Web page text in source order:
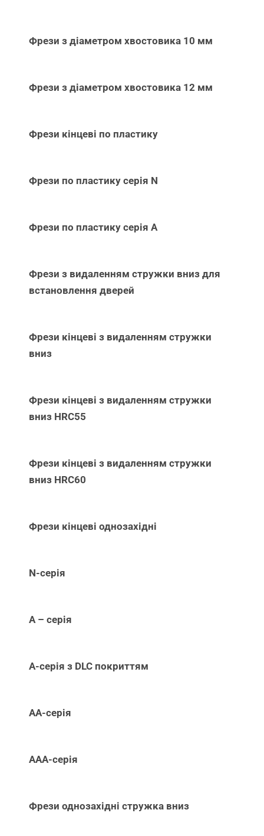
Фрези з діаметром хвостовика 10 мм
Фрези з діаметром хвостовика 12 мм
Фрези кінцеві по пластику
Фрези по пластику серія N
Фрези по пластику серія А
Фрези з видаленням стружки вниз для
встановлення дверей
Фрези кінцеві з видаленням стружки
вниз
Фрези кінцеві з видаленням стружки
вниз НRC55
Фрези кінцеві з видаленням стружки
вниз НRC60
Фрези кінцеві однозахідні
N-серія
А – серія
А-серія з DLC покриттям
АА-серія
ААА-серія
Фрези однозахідні стружка вниз